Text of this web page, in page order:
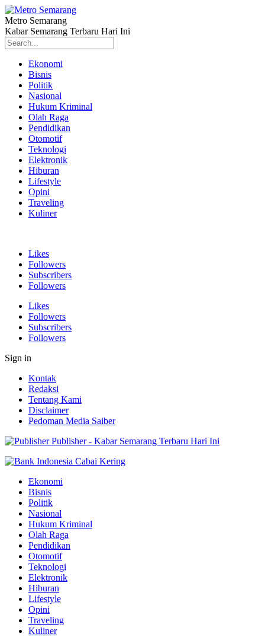
Metro Semarang
Kabar Semarang Terbaru Hari Ini
Ekonomi
Bisnis
Politik
Nasional
Hukum Kriminal
Olah Raga
Pendidikan
Otomotif
Teknologi
Elektronik
Hiburan
Lifestyle
Opini
Traveling
Kuliner
Likes
Followers
Subscribers
Followers
Likes
Followers
Subscribers
Followers
Sign in
Kontak
Redaksi
Tentang Kami
Disclaimer
Pedoman Media Saiber
Publisher - Kabar Semarang Terbaru Hari Ini
Ekonomi
Bisnis
Politik
Nasional
Hukum Kriminal
Olah Raga
Pendidikan
Otomotif
Teknologi
Elektronik
Hiburan
Lifestyle
Opini
Traveling
Kuliner